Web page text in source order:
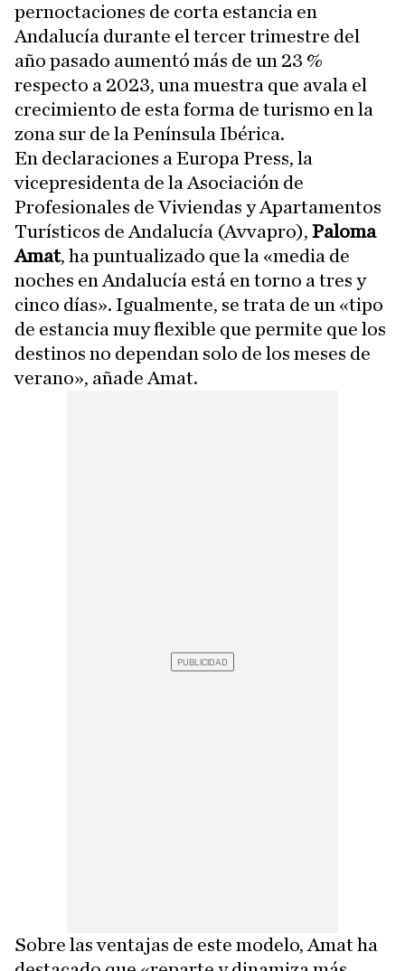
pernoctaciones de corta estancia en
Andalucía durante el tercer trimestre del
año pasado aumentó más de un 23 %
respecto a 2023, una muestra que avala el
crecimiento de esta forma de turismo en la
zona sur de la Península Ibérica.
En declaraciones a Europa Press, la
vicepresidenta de la Asociación de
Profesionales de Viviendas y Apartamentos
Turísticos de Andalucía (Avvapro), Paloma
Amat, ha puntualizado que la «media de
noches en Andalucía está en torno a tres y
cinco días». Igualmente, se trata de un «tipo
de estancia muy flexible que permite que los
destinos no dependan solo de los meses de
verano», añade Amat.
Sobre las ventajas de este modelo, Amat ha